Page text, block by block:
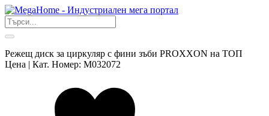
Режещ диск за циркуляр с фини зъби PROXXON на ТОП
Цена | Кат. Номер: M032072